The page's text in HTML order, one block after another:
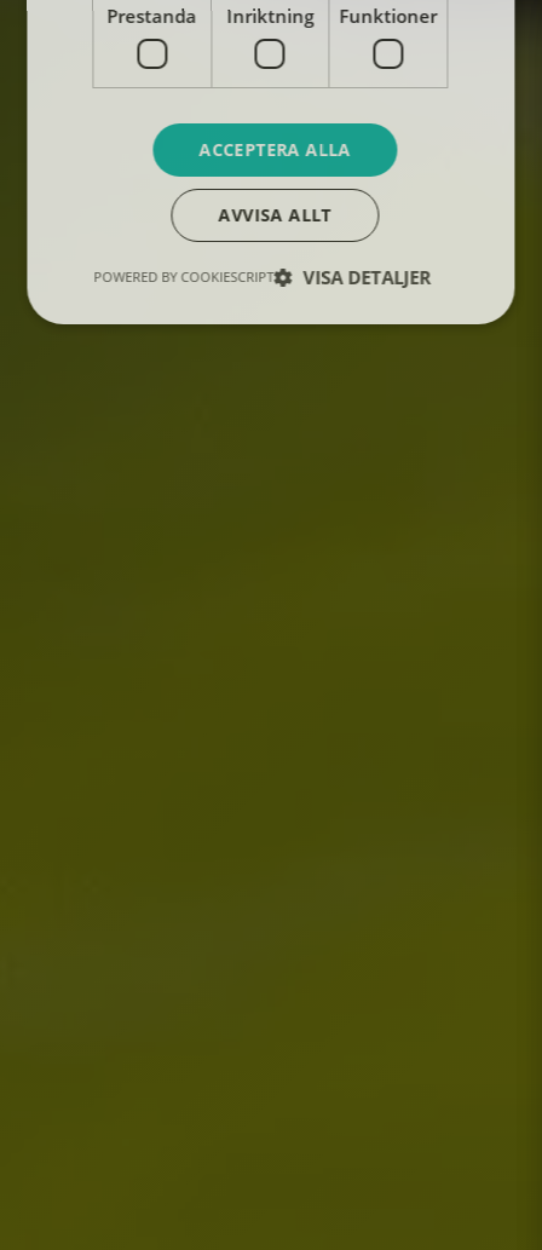
Prestanda Inriktning Funktioner
ACCEPTERA ALLA
AVVISA ALLT
VISA DETALJER
POWERED BY COOKIESCRIPT